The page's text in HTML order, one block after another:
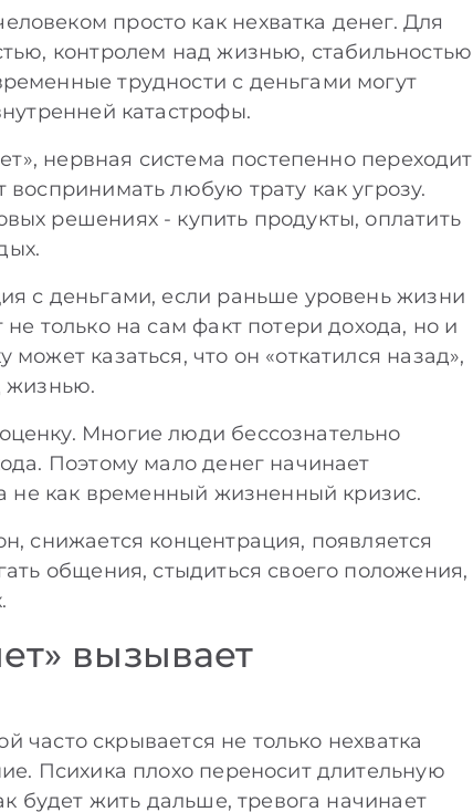
просто как нехватка денег. Для
контролем над жизнью, стабильностью
трудности с деньгами могут
катастрофы.
нервная система постепенно переходит
любую трату как угрозу.
решениях - купить продукты, оплатить
с деньгами, если раньше уровень жизни
только на сам факт потери дохода, но и
казаться, что он «откатился назад»,
жизнью.
Многие люди бессознательно
Поэтому мало денег начинает
не как временный жизненный кризис.
снижается концентрация, появляется
общения, стыдиться своего положения,
вызывает
часто скрывается не только нехватка
Психика плохо переносит длительную
будет жить дальше, тревога начинает